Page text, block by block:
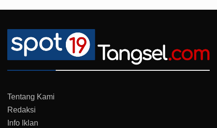
Tentang Kami
Redaksi
Info Iklan